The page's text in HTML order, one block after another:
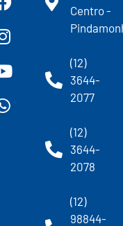
Centro -
(12)
3644-
2077
(12)
3644-
2078
(12)
98844-